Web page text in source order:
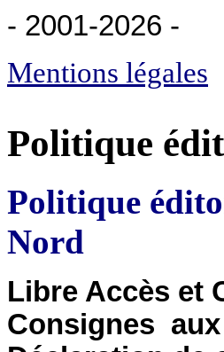
- 2001-2026 -
Mentions légales
Politique
Politique
Nord
Libre Accès et
Consignes